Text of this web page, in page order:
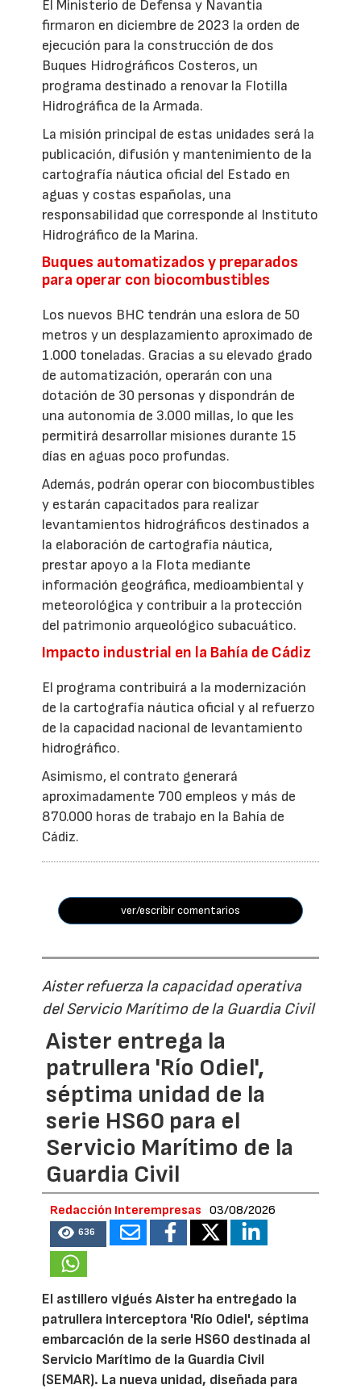
El Ministerio de Defensa y Navantia
firmaron en diciembre de 2023 la orden de
ejecución para la construcción de dos
Buques Hidrográficos Costeros, un
programa destinado a renovar la Flotilla
Hidrográfica de la Armada.
La misión principal de estas unidades será la
publicación, difusión y mantenimiento de la
cartografía náutica oficial del Estado en
aguas y costas españolas, una
responsabilidad que corresponde al Instituto
Hidrográfico de la Marina.
Buques automatizados y preparados
para operar con biocombustibles
Los nuevos BHC tendrán una eslora de 50
metros y un desplazamiento aproximado de
1.000 toneladas. Gracias a su elevado grado
de automatización, operarán con una
dotación de 30 personas y dispondrán de
una autonomía de 3.000 millas, lo que les
permitirá desarrollar misiones durante 15
días en aguas poco profundas.
Además, podrán operar con biocombustibles
y estarán capacitados para realizar
levantamientos hidrográficos destinados a
la elaboración de cartografía náutica,
prestar apoyo a la Flota mediante
información geográfica, medioambiental y
meteorológica y contribuir a la protección
del patrimonio arqueológico subacuático.
Impacto industrial en la Bahía de Cádiz
El programa contribuirá a la modernización
de la cartografía náutica oficial y al refuerzo
de la capacidad nacional de levantamiento
hidrográfico.
Asimismo, el contrato generará
aproximadamente 700 empleos y más de
870.000 horas de trabajo en la Bahía de
Cádiz.
ver/escribir comentarios
Aister refuerza la capacidad operativa
del Servicio Marítimo de la Guardia Civil
Aister entrega la
patrullera 'Río Odiel',
séptima unidad de la
serie HS60 para el
Servicio Marítimo de la
Guardia Civil
Redacción Interempresas 03/08/2026
636
El astillero vigués Aister ha entregado la
patrullera interceptora 'Río Odiel', séptima
embarcación de la serie HS60 destinada al
Servicio Marítimo de la Guardia Civil
(SEMAR). La nueva unidad, diseñada para